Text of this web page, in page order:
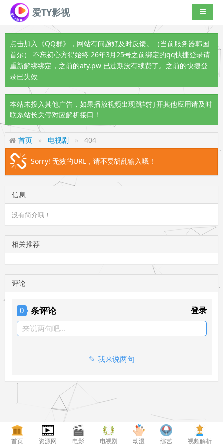
爱TY影视 导航切
点击加入《QQ群》
，网站有问题好及时反馈。（当前服务器韩国
首尔） 不忘初心方得始终 26年3月25号之前绑定的qq快捷登录请
重新解绑绑定，之前的aty.pw 已过期没有续费了。之前的快捷登
录已失效
本站未投入其他广告，如果播放视频出现跳转打开其他应用请及时
联系站长关停对应解析接口！
首页 电视剧 404
Sorry! 无效的URL，请不要胡乱输入哦！
信息
没有简介哦！
相关推荐
评论
0 条评论 登录
来说两句吧...
我来说两句
首页 资源网 电影 电视剧 动漫 综艺 视频解析